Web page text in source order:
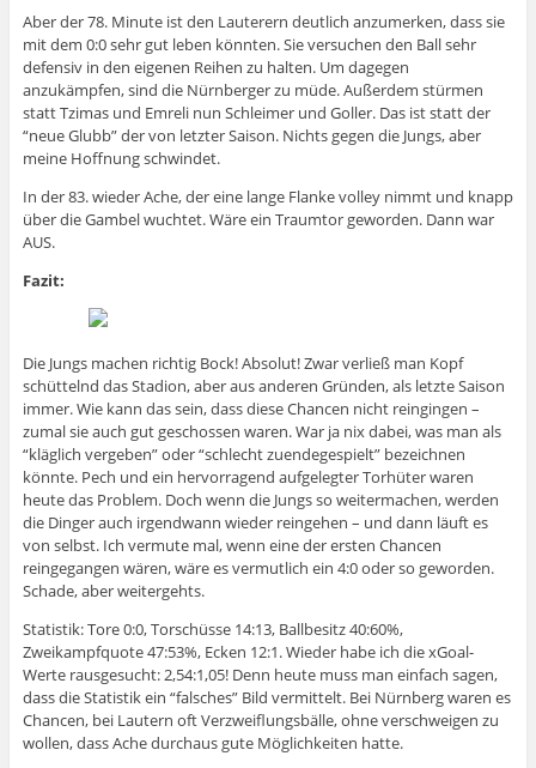
Aber der 78. Minute ist den Lauterern deutlich anzumerken, dass sie
mit dem 0:0 sehr gut leben könnten. Sie versuchen den Ball sehr
defensiv in den eigenen Reihen zu halten. Um dagegen
anzukämpfen, sind die Nürnberger zu müde. Außerdem stürmen
statt Tzimas und Emreli nun Schleimer und Goller. Das ist statt der
“neue Glubb” der von letzter Saison. Nichts gegen die Jungs, aber
meine Hoffnung schwindet.
In der 83. wieder Ache, der eine lange Flanke volley nimmt und knapp
über die Gambel wuchtet. Wäre ein Traumtor geworden. Dann war
AUS.
Fazit:
Die Jungs machen richtig Bock! Absolut! Zwar verließ man Kopf
schüttelnd das Stadion, aber aus anderen Gründen, als letzte Saison
immer. Wie kann das sein, dass diese Chancen nicht reingingen –
zumal sie auch gut geschossen waren. War ja nix dabei, was man als
“kläglich vergeben” oder “schlecht zuendegespielt” bezeichnen
könnte. Pech und ein hervorragend aufgelegter Torhüter waren
heute das Problem. Doch wenn die Jungs so weitermachen, werden
die Dinger auch irgendwann wieder reingehen – und dann läuft es
von selbst. Ich vermute mal, wenn eine der ersten Chancen
reingegangen wären, wäre es vermutlich ein 4:0 oder so geworden.
Schade, aber weitergehts.
Statistik: Tore 0:0, Torschüsse 14:13, Ballbesitz 40:60%,
Zweikampfquote 47:53%, Ecken 12:1. Wieder habe ich die xGoal-
Werte rausgesucht: 2,54:1,05! Denn heute muss man einfach sagen,
dass die Statistik ein “falsches” Bild vermittelt. Bei Nürnberg waren es
Chancen, bei Lautern oft Verzweiflungsbälle, ohne verschweigen zu
wollen, dass Ache durchaus gute Möglichkeiten hatte.